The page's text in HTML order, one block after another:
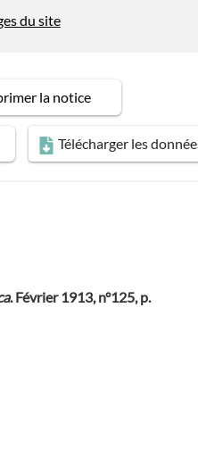
du site
la notice
Télécharger les
. Février 1913, n°125, p.